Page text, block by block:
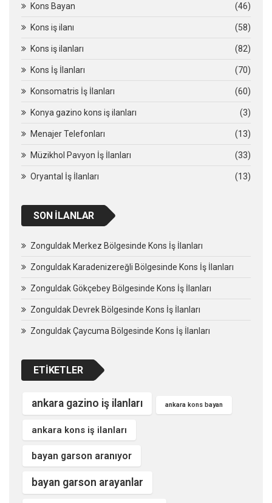
Kons Bayan (46)
Kons iş ilanı (58)
Kons iş ilanları (82)
Kons İş İlanları (70)
Konsomatris İş İlanları (60)
Konya gazino kons iş ilanları (3)
Menajer Telefonları (13)
Müzikhol Pavyon İş İlanları (33)
Oryantal İş İlanları (13)
SON İLANLAR
Zonguldak Merkez Bölgesinde Kons İş İlanları
Zonguldak Karadenizereğli Bölgesinde Kons İş İlanları
Zonguldak Gökçebey Bölgesinde Kons İş İlanları
Zonguldak Devrek Bölgesinde Kons İş İlanları
Zonguldak Çaycuma Bölgesinde Kons İş İlanları
ETIKETLER
ankara gazino iş ilanları ankara kons bayan
ankara kons iş ilanları
bayan garson aranıyor
bayan garson arayanlar